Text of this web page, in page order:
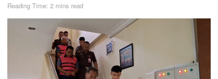
Reading Time: 2 mins read